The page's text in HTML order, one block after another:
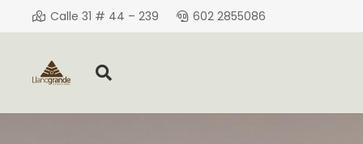
Calle 31 # 44 – 239 602 2855086